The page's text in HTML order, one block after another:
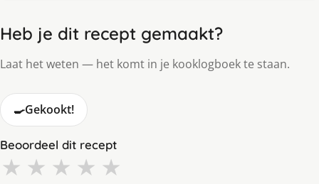
Heb je dit recept gemaakt?
Laat het weten — het komt in je kooklogboek te staan.
🍳Gekookt!
Beoordeel dit recept
★ ★ ★ ★ ★